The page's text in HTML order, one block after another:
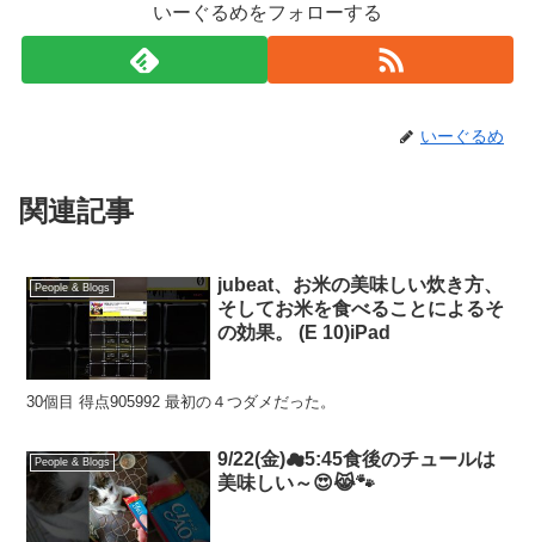
いーぐるめをフォローする
いーぐるめ
関連記事
People & Blogs
jubeat、お米の美味しい炊き方、
そしてお米を食べることによるそ
の効果。 (E 10)iPad
30個目 得点905992 最初の４つダメだった。
People & Blogs
9/22(金)☁5:45食後のチュールは
美味しい～😍😹🐾